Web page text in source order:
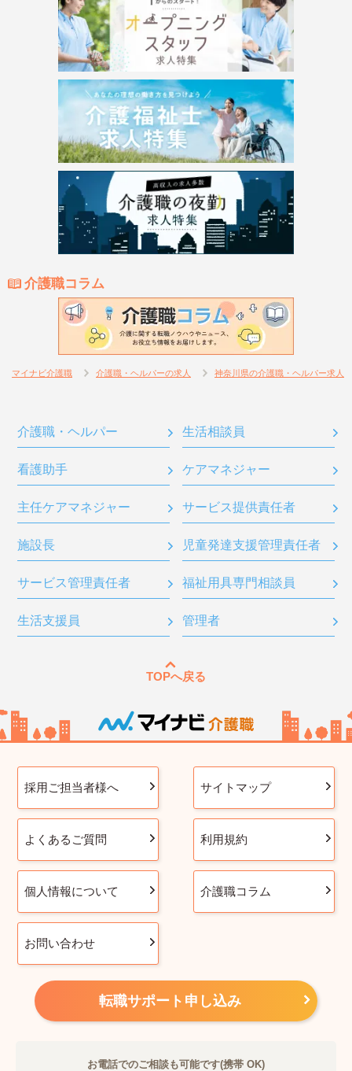
介護職コラム
マイナビ介護職 介護職・ヘルパーの求人 神奈川県の介護職・ヘルパー求人
介護職・ヘルパー 生活相談員
看護助手 ケアマネジャー
主任ケアマネジャー サービス提供責任者
施設長 児童発達支援管理責任者
サービス管理責任者 福祉用具専門相談員
生活支援員 管理者
TOPへ戻る
採用ご担当者様へ サイトマップ
よくあるご質問 利用規約
個人情報について 介護職コラム
お問い合わせ
転職サポート申し込み
お電話でのご相談も可能です(携帯 OK)